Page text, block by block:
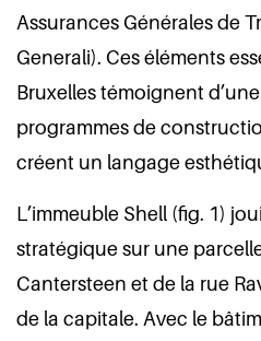
Assurances Générales de
Generali). Ces éléments
Bruxelles témoignent
programmes de
créent un langage
L’immeuble Shell (fig. 1)
stratégique sur une
Cantersteen et de la rue
de la capitale. Avec le